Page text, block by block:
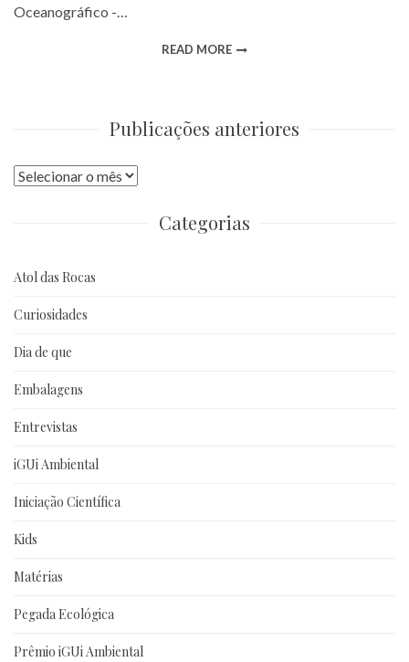
Oceanográfico -…
READ MORE
Publicações anteriores
Publicações
Categorias
Atol das Rocas
Curiosidades
Dia de que
Embalagens
Entrevistas
iGUi Ambiental
Iniciação Científica
Kids
Matérias
Pegada Ecológica
Prêmio iGUi Ambiental